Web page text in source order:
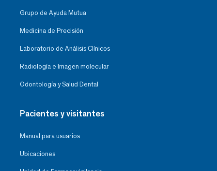
Grupo de Ayuda Mutua
Medicina de Precisión
Laboratorio de Análisis Clínicos
Radiología e Imagen molecular
Odontología y Salud Dental
Pacientes y visitantes
Manual para usuarios
Ubicaciones